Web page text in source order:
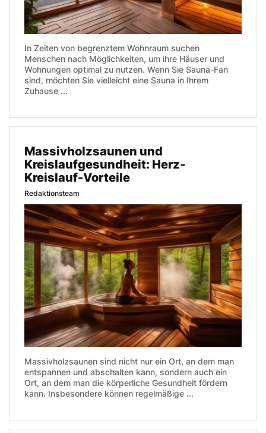
In Zeiten von begrenztem Wohnraum suchen
Menschen nach Möglichkeiten, um ihre Häuser und
Wohnungen optimal zu nutzen. Wenn Sie Sauna-Fan
sind, möchten Sie vielleicht eine Sauna in Ihrem
Zuhause ...
Massivholzsaunen und
Kreislaufgesundheit: Herz-
Kreislauf-Vorteile
Redaktionsteam
Massivholzsaunen sind nicht nur ein Ort, an dem man
entspannen und abschalten kann, sondern auch ein
Ort, an dem man die körperliche Gesundheit fördern
kann. Insbesondere können regelmäßige ...